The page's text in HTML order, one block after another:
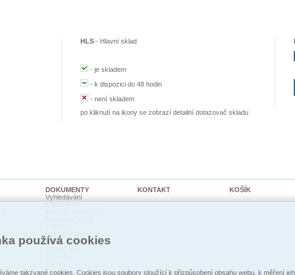
HLS - Hlavní sklad
-je skladem
-k dispozici do 48 hodin
-není skladem
po kliknutí na ikony se zobrazí detailní dotazovač skladu
psi
DOKUMENTY
Vyhledávání
Pohledávky
Reklamace
KONTAKT KOŠÍK
používá cookies
takzvané cookies. Cookies jsou soubory sloužící k přizpůsobení obsahu webu, k měření